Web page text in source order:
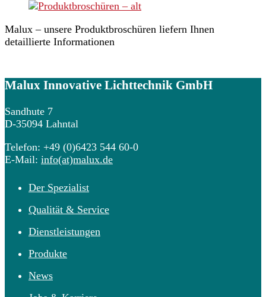
Malux – unsere Produktbroschüren liefern Ihnen
detaillierte Informationen
Malux Innovative Lichttechnik GmbH
Sandhute 7
D-35094 Lahntal
Telefon: +49 (0)6423 544 60-0
E-Mail: info(at)malux.de
Der Spezialist
Qualität & Service
Dienstleistungen
Produkte
News